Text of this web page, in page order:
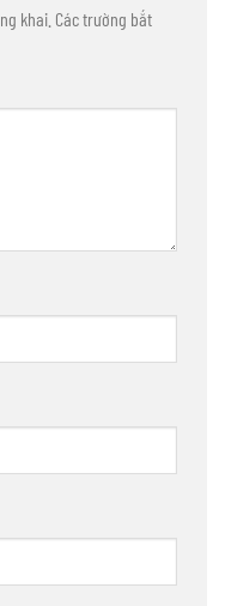
khai. Các trường bắt